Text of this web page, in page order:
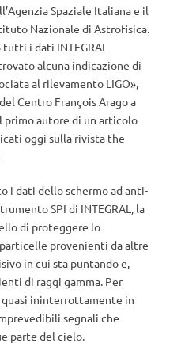
Spaziale Italiana e il
Nazionale di Astrofisica.
i dati INTEGRAL
alcuna indicazione di
al rilevamento LIGO»,
del Centro François Arago a
primo autore di un articolo
oggi sulla rivista the
i dati dello schermo ad anti-
SPI di INTEGRAL, la
di proteggere lo
provenienti da altre
in cui sta puntando e,
di raggi gamma. Per
ininterrottamente in
segnali che
parte del cielo.